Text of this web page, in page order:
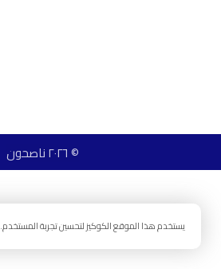
© ٢٠٢٦ ناصحون
يستخدم هذا الموقع الكوكيز لتحسين تجربة المستخدم.